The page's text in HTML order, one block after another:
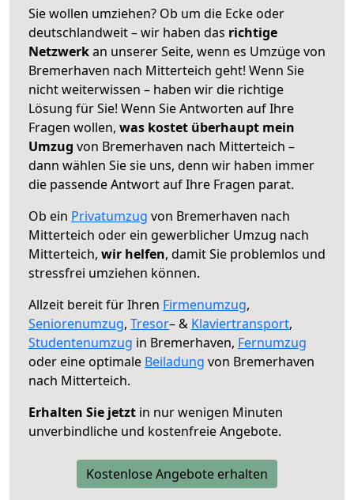
Sie wollen umziehen? Ob um die Ecke oder
deutschlandweit – wir haben das richtige
Netzwerkan unserer Seite, wenn es Umzüge von
Bremerhaven nach Mitterteich geht! Wenn Sie
nicht weiterwissen – haben wir die richtige
Lösung für Sie! Wenn Sie Antworten auf Ihre
Fragen wollen, was kostet überhaupt mein
Umzug von Bremerhaven nach Mitterteich –
dann wählen Sie sie uns, denn wir haben immer
die passende Antwort auf Ihre Fragen parat.
Ob ein Privatumzug von Bremerhaven nach
Mitterteich oder ein gewerblicher Umzug nach
Mitterteich, wir helfen, damit Sie problemlos und
stressfrei umziehen können.
Allzeit bereit für Ihren Firmenumzug,
Seniorenumzug, Tresor– & Klaviertransport,
Studentenumzug in Bremerhaven, Fernumzug
oder eine optimale Beiladung von Bremerhaven
nach Mitterteich.
Erhalten Sie jetzt in nur wenigen Minuten
unverbindliche und kostenfreie Angebote.
Kostenlose Angebote erhalten